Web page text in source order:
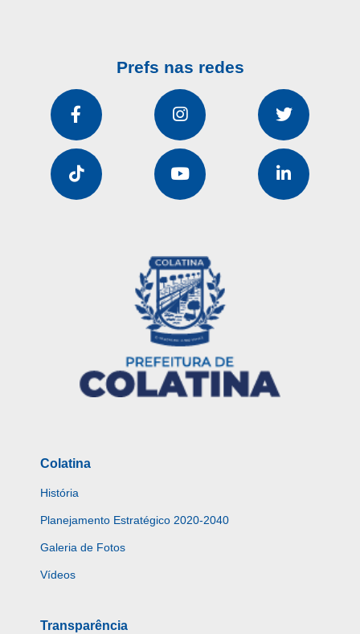
Prefs nas redes
Colatina
História
Planejamento Estratégico 2020-2040
Galeria de Fotos
Vídeos
Transparência